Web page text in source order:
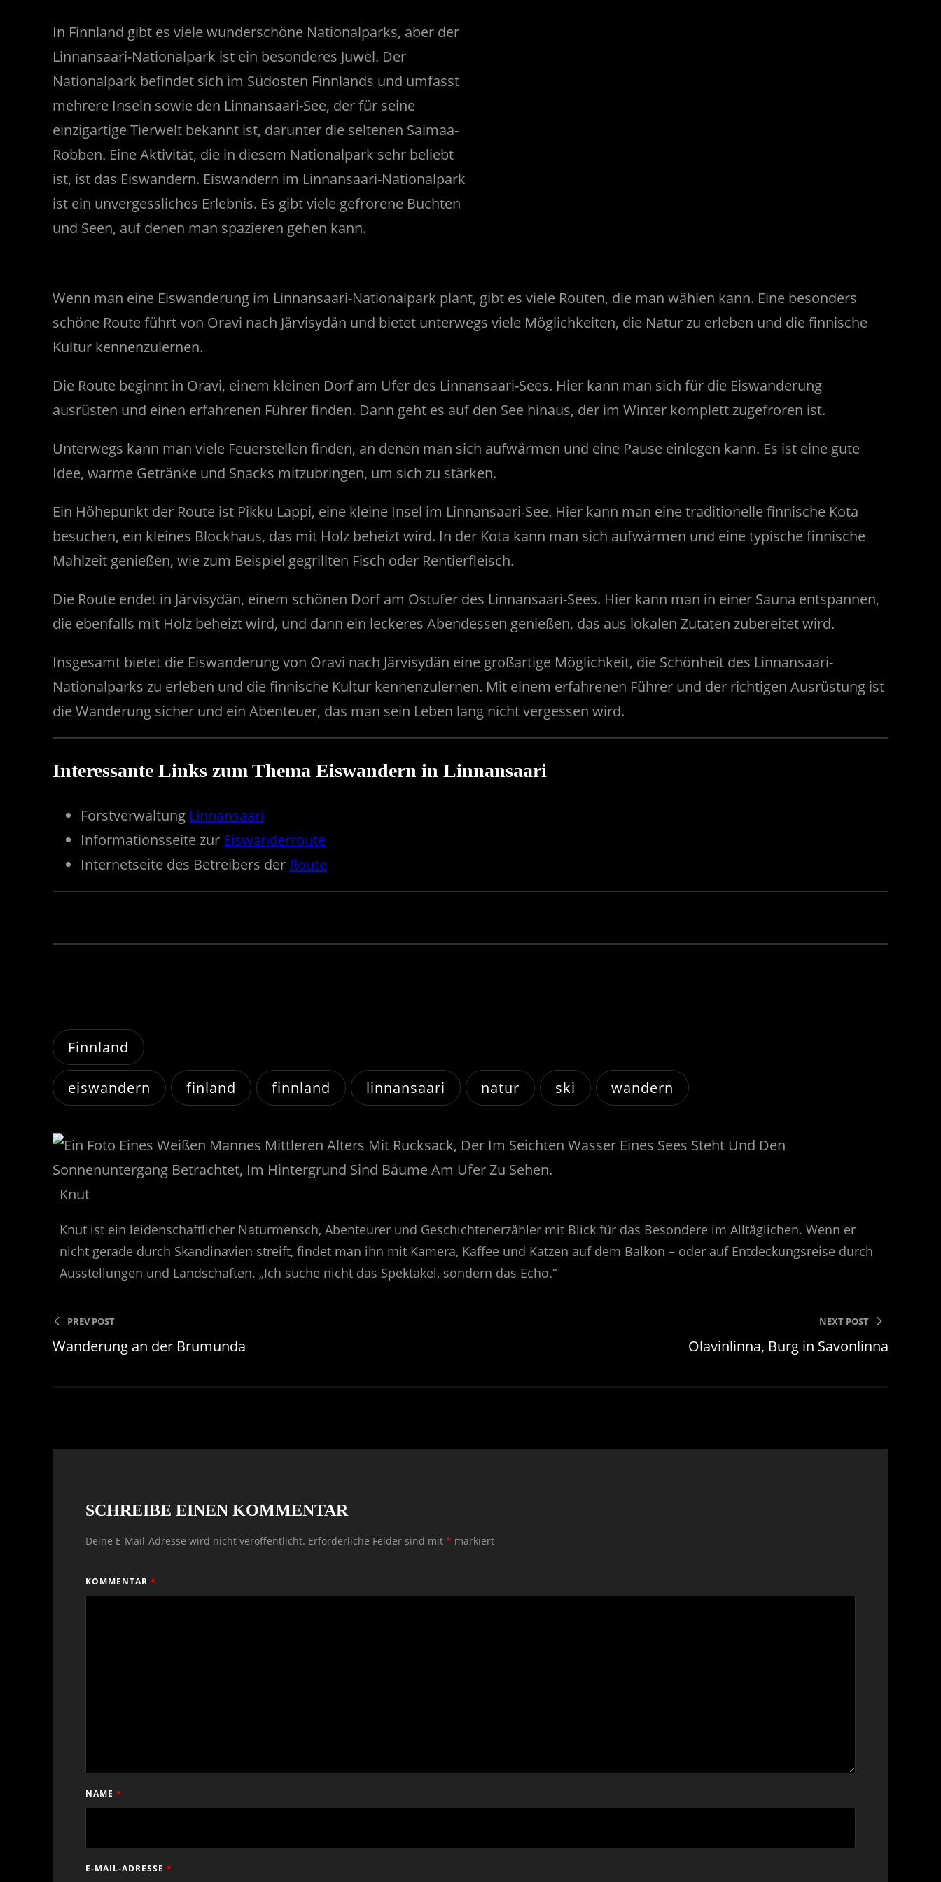
In Finnland gibt es viele wunderschöne Nationalparks, aber der
Linnansaari-Nationalpark ist ein besonderes Juwel. Der
Nationalpark befindet sich im Südosten Finnlands und umfasst
mehrere Inseln sowie den Linnansaari-See, der für seine
einzigartige Tierwelt bekannt ist, darunter die seltenen Saimaa-
Robben. Eine Aktivität, die in diesem Nationalpark sehr beliebt
ist, ist das Eiswandern. Eiswandern im Linnansaari-Nationalpark
ist ein unvergessliches Erlebnis. Es gibt viele gefrorene Buchten
und Seen, auf denen man spazieren gehen kann.
Wenn man eine Eiswanderung im Linnansaari-Nationalpark plant, gibt es viele Routen, die man wählen kann. Eine besonders
schöne Route führt von Oravi nach Järvisydän und bietet unterwegs viele Möglichkeiten, die Natur zu erleben und die finnische
Kultur kennenzulernen.
Die Route beginnt in Oravi, einem kleinen Dorf am Ufer des Linnansaari-Sees. Hier kann man sich für die Eiswanderung
ausrüsten und einen erfahrenen Führer finden. Dann geht es auf den See hinaus, der im Winter komplett zugefroren ist.
Unterwegs kann man viele Feuerstellen finden, an denen man sich aufwärmen und eine Pause einlegen kann. Es ist eine gute
Idee, warme Getränke und Snacks mitzubringen, um sich zu stärken.
Ein Höhepunkt der Route ist Pikku Lappi, eine kleine Insel im Linnansaari-See. Hier kann man eine traditionelle finnische Kota
besuchen, ein kleines Blockhaus, das mit Holz beheizt wird. In der Kota kann man sich aufwärmen und eine typische finnische
Mahlzeit genießen, wie zum Beispiel gegrillten Fisch oder Rentierfleisch.
Die Route endet in Järvisydän, einem schönen Dorf am Ostufer des Linnansaari-Sees. Hier kann man in einer Sauna entspannen,
die ebenfalls mit Holz beheizt wird, und dann ein leckeres Abendessen genießen, das aus lokalen Zutaten zubereitet wird.
Insgesamt bietet die Eiswanderung von Oravi nach Järvisydän eine großartige Möglichkeit, die Schönheit des Linnansaari-
Nationalparks zu erleben und die finnische Kultur kennenzulernen. Mit einem erfahrenen Führer und der richtigen Ausrüstung ist
die Wanderung sicher und ein Abenteuer, das man sein Leben lang nicht vergessen wird.
Interessante Links zum Thema Eiswandern in Linnansaari
Forstverwaltung Linnansaari
Informationsseite zur Eiswanderroute
Internetseite des Betreibers der Route
Finnland
eiswandern finland finnland linnansaari natur ski wandern
Knut
Knut ist ein leidenschaftlicher Naturmensch, Abenteurer und Geschichtenerzähler mit Blick für das Besondere im Alltäglichen. Wenn er
nicht gerade durch Skandinavien streift, findet man ihn mit Kamera, Kaffee und Katzen auf dem Balkon – oder auf Entdeckungsreise durch
Ausstellungen und Landschaften. „Ich suche nicht das Spektakel, sondern das Echo.“
PREV POST
Wanderung an der Brumunda
NEXT POST
Olavinlinna, Burg in Savonlinna
SCHREIBE EINEN KOMMENTAR
Deine E-Mail-Adresse wird nicht veröffentlicht. Erforderliche Felder sind mit* markiert
KOMMENTAR*
NAME*
E-MAIL-ADRESSE*